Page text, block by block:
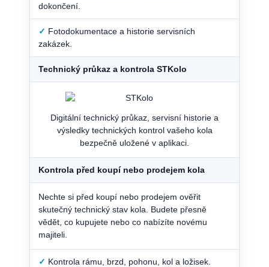
dokončení.
✓ Fotodokumentace a historie servisních
zakázek.
Technický průkaz a kontrola STKolo
Digitální technický průkaz, servisní historie a
výsledky technických kontrol vašeho kola
bezpečně uložené v aplikaci.
Kontrola před koupí nebo prodejem kola
Nechte si před koupí nebo prodejem ověřit
skutečný technický stav kola. Budete přesně
vědět, co kupujete nebo co nabízíte novému
majiteli.
✓ Kontrola rámu, brzd, pohonu, kol a ložisek.